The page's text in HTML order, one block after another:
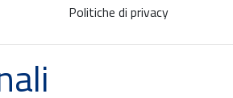
Politiche di privacy